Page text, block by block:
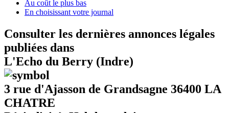
Au coût le plus bas
En choisissant votre journal
Consulter les dernières annonces légales
publiées dans
L'Echo du Berry (Indre)
3 rue d'Ajasson de Grandsagne 36400 LA
CHATRE